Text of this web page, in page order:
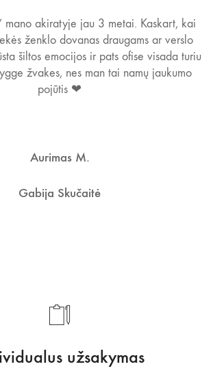
mano akiratyje jau 3 metai. Kaskart, kai
ženklo dovanas draugams ar verslo
šiltos emocijos ir pats ofise visada turiu
žvakes, nes man tai namų jaukumo
pojūtis ❤
Aurimas M.
Gabija Skučaitė
užsakymas